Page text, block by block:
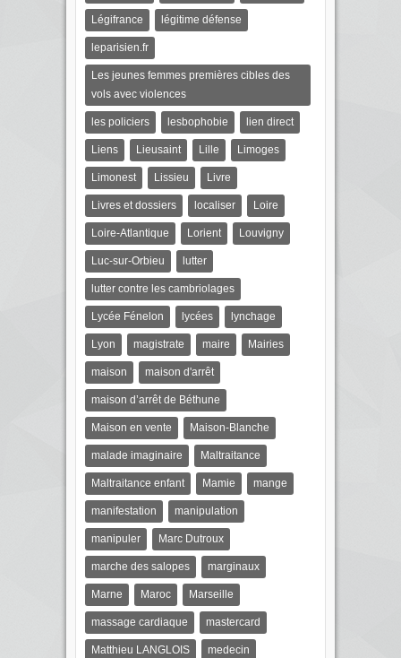
Légifrance légitime défense
leparisien.fr
Les jeunes femmes premières cibles des
vols avec violences
les policiers lesbophobie lien direct
Liens Lieusaint Lille Limoges
Limonest Lissieu Livre
Livres et dossiers localiser Loire
Loire-Atlantique Lorient Louvigny
Luc-sur-Orbieu lutter
lutter contre les cambriolages
Lycée Fénelon lycées lynchage
Lyon magistrate maire Mairies
maison maison d'arrêt
maison d’arrêt de Béthune
Maison en vente Maison-Blanche
malade imaginaire Maltraitance
Maltraitance enfant Mamie mange
manifestation manipulation
manipuler Marc Dutroux
marche des salopes marginaux
Marne Maroc Marseille
massage cardiaque mastercard
Matthieu LANGLOIS medecin